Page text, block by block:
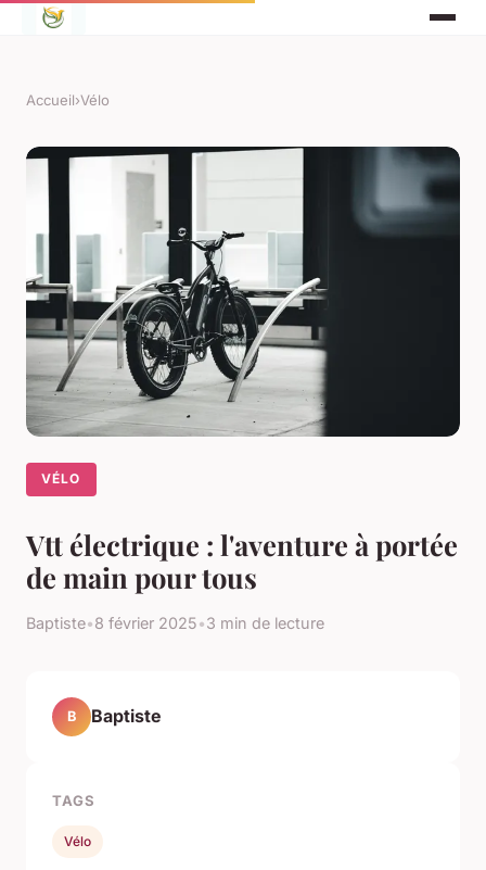
Accueil›Vélo
VÉLO
Vtt électrique : l'aventure à portée
de main pour tous
Baptiste•8 février 2025•3 min de lecture
B Baptiste
TAGS
Vélo